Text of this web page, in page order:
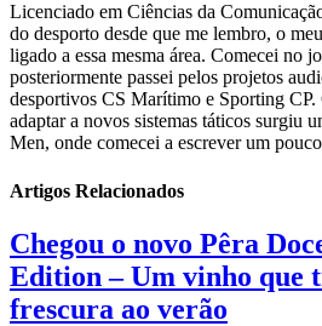
Licenciado em Ciências da
do desporto desde que me lembro, o
ligado a essa mesma área. Comecei no
posteriormente passei pelos projetos
desportivos CS Marítimo e Sporting CP.
adaptar a novos sistemas táticos surgiu
Men, onde comecei a escrever um
Artigos Relacionados
Chegou o novo Pêra
Edition – Um vinho que
frescura ao verão